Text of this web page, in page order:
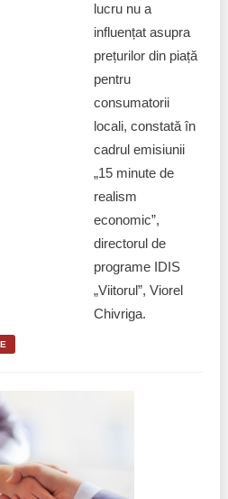
lucru nu a
influențat asupra
prețurilor din piață
pentru
consumatorii
locali, constată în
cadrul emisiunii
„15 minute de
realism
economic”,
directorul de
programe IDIS
„Viitorul”, Viorel
Chivriga.